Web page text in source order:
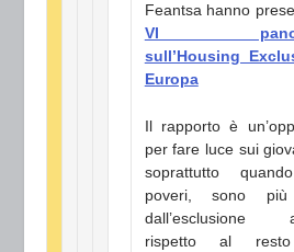
Feantsa hanno
VI
sull’Housing
Europa
Il rapporto è
per fare luce sui
soprattutto
poveri, sono più
dall’esclusione
rispetto al